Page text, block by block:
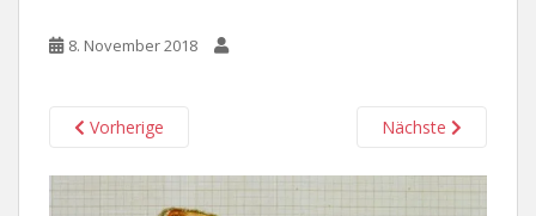
8. November 2018
Vorherige Nächste